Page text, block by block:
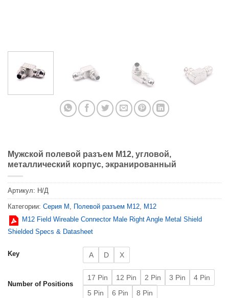
Мужской полевой разъем M12, угловой,
металлический корпус, экранированный
Артикул: Н/Д
Категории: Серия М , Полевой разъем M12, M12
M12 Field Wireable Connector Male Right Angle Metal Shield
Shielded Specs & Datasheet
Key A D X
Number of Positions
17 Pin 12 Pin 2 Pin 3 Pin
4 Pin
5 Pin
6 Pin 8 Pin